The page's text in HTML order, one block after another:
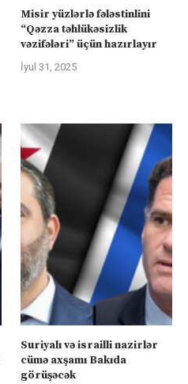
Misir yüzlərlə fələstinlini
“Qəzza təhlükəsizlik
vəzifələri” üçün hazırlayır
İyul 31, 2025
Suriyalı və israilli nazirlər
cümə axşamı Bakıda
görüşəcək